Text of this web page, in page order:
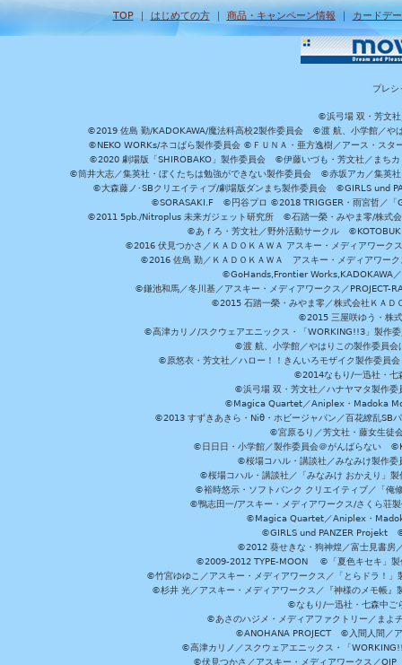
TOP｜ はじめての方｜ 商品・キャンペーン情報 ｜ カードデ
プレシ
©浜弓場 双・芳文社
©2019 佐島 勤/KADOKAWA/魔法科高校2製作委員会 ©渡 航、小学館／や
©NEKO WORKs/ネコぱら製作委員会 ©ＦＵＮＡ・亜方逸樹／アース・ス
©2020 劇場版「SHIROBAKO」製作委員会 ©伊藤いづも・芳文社／まち
©筒井大志／集英社・ぼくたちは勉強ができない製作委員会 ©赤坂アカ／集英
©大森藤ノ･SBクリエイティブ/劇場版ダンまち製作委員会 ©GIRLS und
©SORASAKI.F ©円谷プロ ©2018 TRIGGER・雨宮哲／
©2011 5pb./Nitroplus 未来ガジェット研究所 ©石踏一榮・みやま零/株式
©あｆろ・芳文社／野外活動サークル
©2016 伏見つかさ／ＫＡＤＯＫＡＷＡ アスキー・メディアワー
©2016 佐島 勤／ＫＡＤＯＫＡＷＡ アスキー・メディアワ
©GoHands,Frontier Works,KADOKAWA
©鎌池和馬／冬川基／アスキー・メディアワークス／
©2015 石踏一榮・みやま零／株式会社ＫＡＤ
©2015 三屋咲ゆう・株
©高津カリノ/スクウェアエニックス・「WORKING!!3」製作
©渡 航、小学館／やはりこの製作委員
©原悠衣・芳文社／ハロー！！きんいろモザイク製作委員
©2014なもり/一迅社・
©浜弓場 双・芳文社／ハナヤマタ製作
©Magica Quartet／Aniplex・Madoka
©2013 すずきあきら・Niθ・ホビージャパン／百花繚乱
©宮原るり／芳文社・藤女生徒
©日日日・小学館／製作委員会＠がんばらない
©桜場コハル・講談社／みなみけ製作
©桜場コハル・講談社／「みなみけ おかえり」
©裕時悠示・ソフトバンク クリエイティブ／「
©鴨志田一/アスキー・メディアワークス/さく
©Magica Quartet／Aniplex・
©GIRLS und PANZER Projekt ©
©2012 葵せきな・狗神煌／富士見書
©2009-2012 TYPE-MOON ©「夏色キセキ」製
©竹宮ゆゆこ／アスキー・メディアワークス／「とらドラ！
©杉井 光／アスキー・メディアワークス／『神様のメモ帳
©なもり/一迅社・七森中
©あさのハジメ・メディアファクトリー／ま
©ANOHANA PROJECT ©入間人間／ア
©高津カリノ／スクウェアエニックス・「
©伏見つかさ／アスキー・メディアワークス／